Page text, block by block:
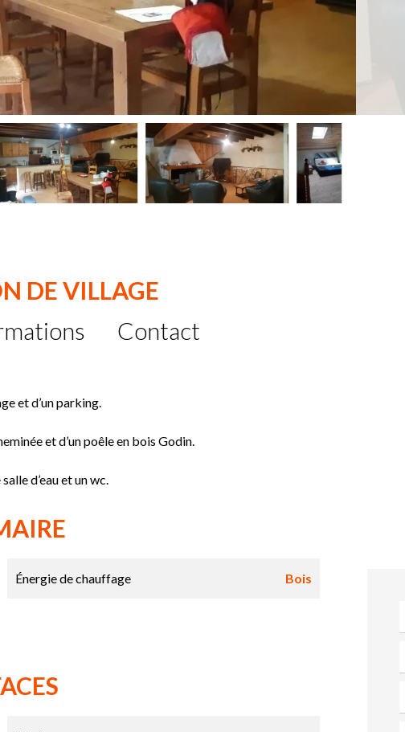
DE VILLAGE
Contact
et d’un parking.
et d’un poêle en bois Godin.
d’eau et un wc.
Énergie de chauffage Bois